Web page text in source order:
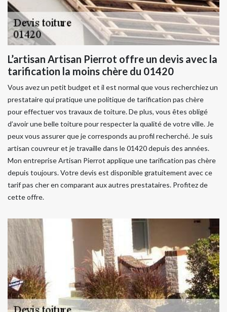
L’artisan Artisan Pierrot offre un devis avec la
tarification la moins chère du 01420
Vous avez un petit budget et il est normal que vous recherchiez un
prestataire qui pratique une politique de tarification pas chère
pour effectuer vos travaux de toiture. De plus, vous êtes obligé
d’avoir une belle toiture pour respecter la qualité de votre ville. Je
peux vous assurer que je corresponds au profil recherché. Je suis
artisan couvreur et je travaille dans le 01420 depuis des années.
Mon entreprise Artisan Pierrot applique une tarification pas chère
depuis toujours. Votre devis est disponible gratuitement avec ce
tarif pas cher en comparant aux autres prestataires. Profitez de
cette offre.